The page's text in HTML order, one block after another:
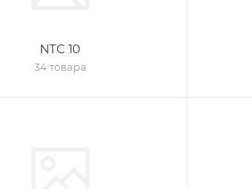
NTC 10
34 товара